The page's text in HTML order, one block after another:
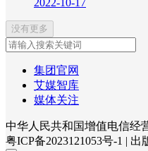
2022-10-17
没有更多
集团官网
艾媒智库
媒体关注
中华人民共和国增值电信经
粤ICP备2023121053号-1
出